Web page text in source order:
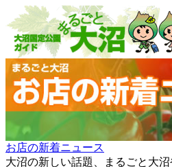
お店の新着ニュース
大沼の新しい話題、まるごと大